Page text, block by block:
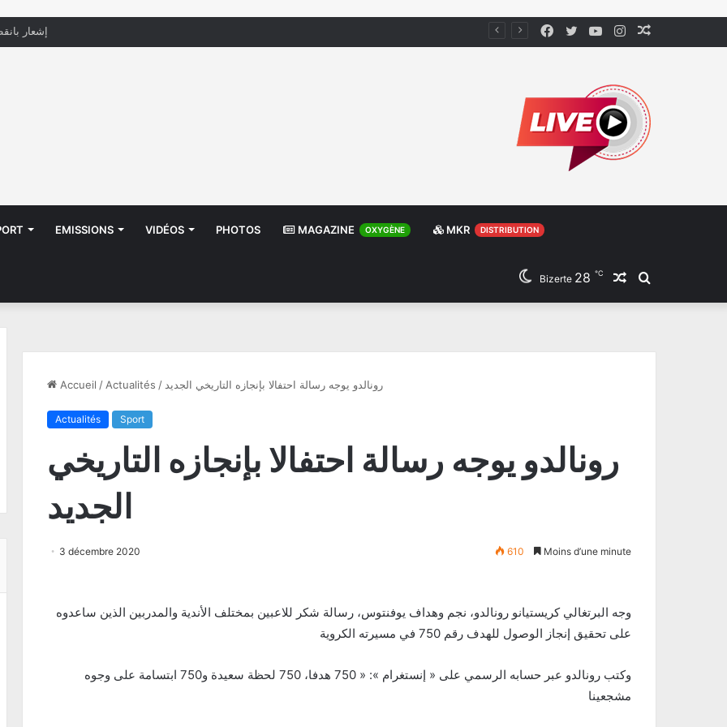
منظّمة تدعو السلطات إلى التدخل بعد تداول صور Instagram
YouTube
Twitter
Facebook
EMISSIONS VIDÉOS PHOTOS MAGAZINE OXYGÈNE MKR DISTRIBUTION
Rechercher
Article
Bizerte 28 ℃
Accueil / Actualités / رونالدو يوجه رسالة احتفالا بإنجازه التاريخي الجديد
Actualités Sport
رونالدو يوجه رسالة احتفالا بإنجازه التاريخي
الجديد
3 décembre 2020 610 Moins d’une minute
وجه البرتغالي كريستيانو رونالدو، نجم وهداف يوفنتوس، رسالة شكر للاعبين بمختلف الأندية والمدربين الذين ساعدوه
على تحقيق إنجاز الوصول للهدف رقم 750 في مسيرته الكروية
وكتب رونالدو عبر حسابه الرسمي على « إنستغرام »: « 750 هدفا، 750 لحظة سعيدة و750 ابتسامة على وجوه
مشجعينا